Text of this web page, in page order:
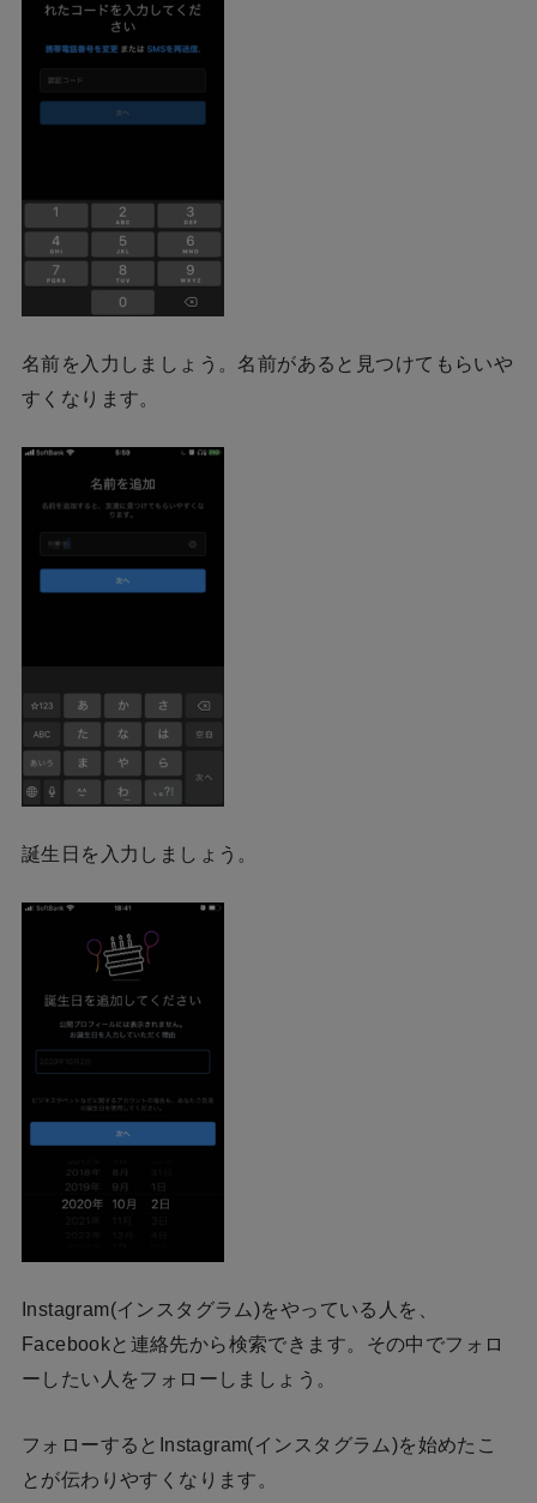
名前を入力しましょう。名前があると見つけてもらいや
すくなります。
誕生日を入力しましょう。
Instagram(インスタグラム)をやっている人を、
Facebookと連絡先から検索できます。その中でフォロ
ーしたい人をフォローしましょう。
フォローするとInstagram(インスタグラム)を始めたこ
とが伝わりやすくなります。